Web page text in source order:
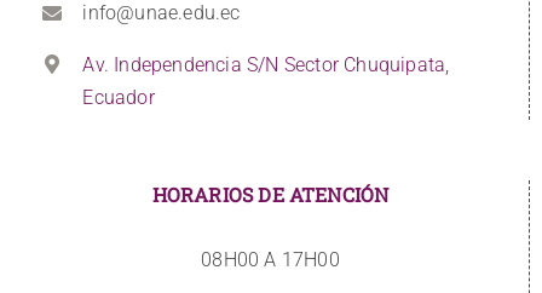
info@unae.edu.ec
Av. Independencia S/N Sector Chuquipata,
Ecuador
HORARIOS DE ATENCIÓN
08H00 A 17H00